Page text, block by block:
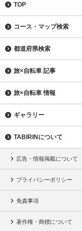
TOP
コース・マップ検索
都道府県検索
旅×自転車 記事
旅×自転車 情報
ギャラリー
TABIRINについて
広告・情報掲載について
プライバシーポリシー
免責事項
著作権・商標について